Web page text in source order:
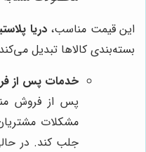
این قیمت مناسب،دریا
بسته‌بندی کالاها تبدیل
خدمات پس از
پس از فروش
مشکلات
جلب کند. در